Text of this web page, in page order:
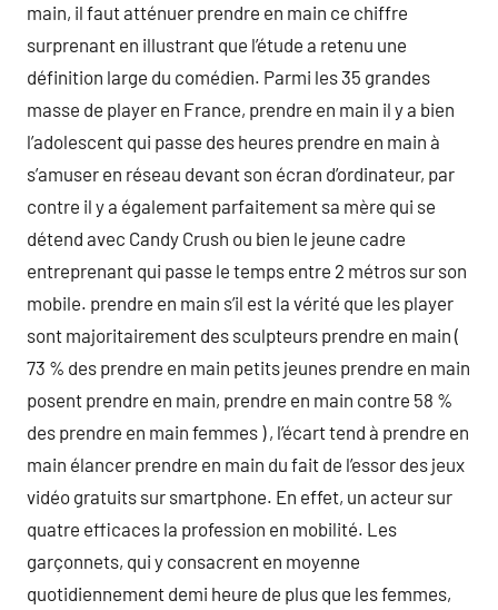
main, il faut atténuer prendre en main ce chiffre
surprenant en illustrant que l’étude a retenu une
définition large du comédien. Parmi les 35 grandes
masse de player en France, prendre en main il y a bien
l’adolescent qui passe des heures prendre en main à
s’amuser en réseau devant son écran d’ordinateur, par
contre il y a également parfaitement sa mère qui se
détend avec Candy Crush ou bien le jeune cadre
entreprenant qui passe le temps entre 2 métros sur son
mobile. prendre en main s’il est la vérité que les player
sont majoritairement des sculpteurs prendre en main (
73 % des prendre en main petits jeunes prendre en main
posent prendre en main, prendre en main contre 58 %
des prendre en main femmes ) , l’écart tend à prendre en
main élancer prendre en main du fait de l’essor des jeux
vidéo gratuits sur smartphone. En effet, un acteur sur
quatre efficaces la profession en mobilité. Les
garçonnets, qui y consacrent en moyenne
quotidiennement demi heure de plus que les femmes,